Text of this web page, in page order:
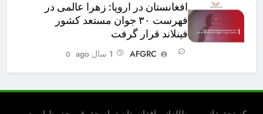
افغانستان در اروپا: زهرا عالمی در
فهرست ۳۰ جوان مستعد کشور
فینلاند قرار گرفت
AFGRC
1 سال ago 0